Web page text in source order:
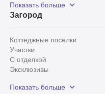
Рядом с парком
С панорамными окнами
Показать больше
Загород
Коттеджные поселки
Участки
С отделкой
Эксклюзивы
Красногорский район
Показать больше